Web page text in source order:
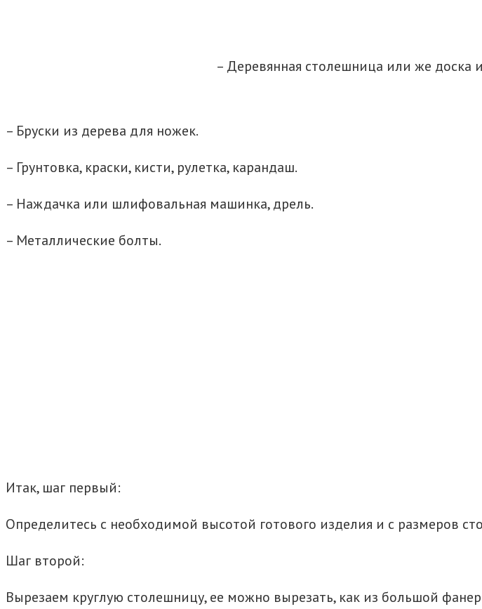
– Деревянная столешница или же доска
– Бруски из дерева для ножек.
– Грунтовка, краски, кисти, рулетка, карандаш.
– Наждачка или шлифовальная машинка, дрель.
– Металлические болты.
Итак, шаг первый:
Определитесь с необходимой высотой готового изделия и с размеров
Шаг второй:
Вырезаем круглую столешницу, ее можно вырезать, как из большой